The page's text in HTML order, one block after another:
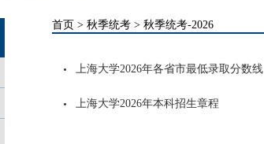
首页 > 秋季统考 > 秋季统考-2026
上海大学2026年各省市最低录取分数线
上海大学2026年本科招生章程